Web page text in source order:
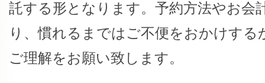
託する形となります。予約方法やお会
り、慣れるまではご不便をおかけする
ご理解をお願い致します。